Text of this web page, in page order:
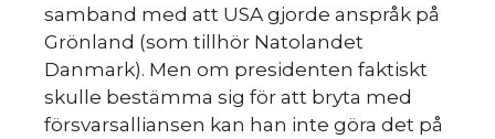
samband med att USA gjorde anspråk på
Grönland (som tillhör Natolandet
Danmark). Men om presidenten faktiskt
skulle bestämma sig för att bryta med
försvarsalliansen kan han inte göra det på